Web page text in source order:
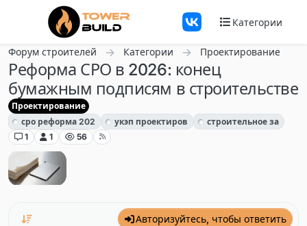
Перейти к содержанию
Категории
Форум строителей Категории Проектирование
Реформа СРО в 2026: конец
бумажным подписям в строительстве
Проектирование
сро реформа 202
укэп проектиров
строительное за
1
1 56
Авторизуйтесь, чтобы ответить